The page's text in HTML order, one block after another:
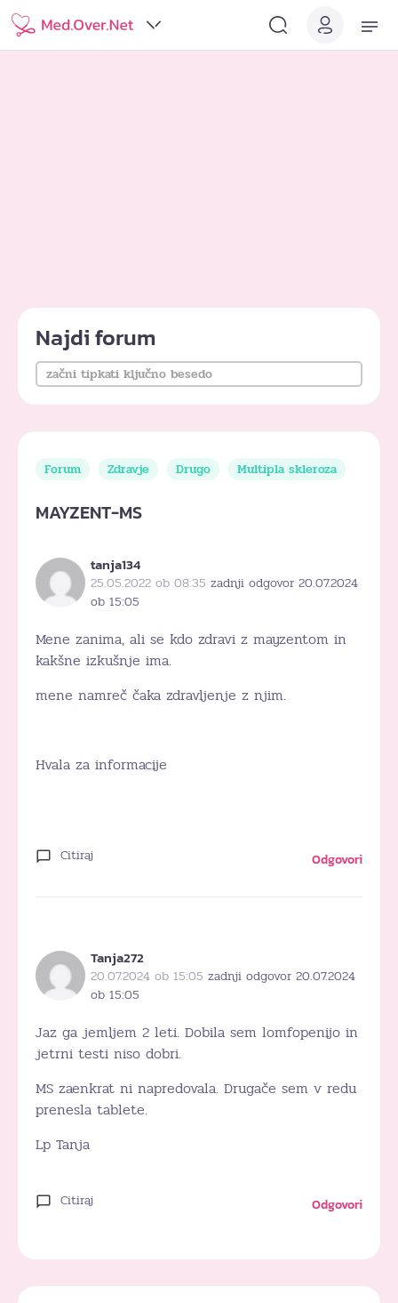
Najdi forum
Forum Zdravje Drugo Multipla skleroza
MAYZENT-MS
tanja134
25.05.2022 ob 08:35 zadnji odgovor 20.07.2024
ob 15:05
Mene zanima, ali se kdo zdravi z mayzentom in
kakšne izkušnje ima.
mene namreč čaka zdravljenje z njim.
Hvala za informacije
Citiraj Odgovori
Tanja272
20.07.2024 ob 15:05 zadnji odgovor 20.07.2024
ob 15:05
Jaz ga jemljem 2 leti. Dobila sem lomfopenijo in
jetrni testi niso dobri.
MS zaenkrat ni napredovala. Drugače sem v redu
prenesla tablete.
Lp Tanja
Citiraj Odgovori